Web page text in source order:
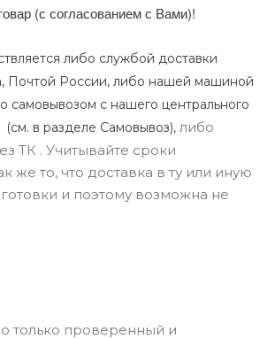
(с согласованием с Вами)!
либо службой доставки
Почтой России, либо нашей машиной
самовывозом с нашего центрального
(см. в разделе Самовывоз), либо
ТК . Учитывайте сроки
же то, что доставка в ту или иную
и поэтому возможна не
только проверенный и